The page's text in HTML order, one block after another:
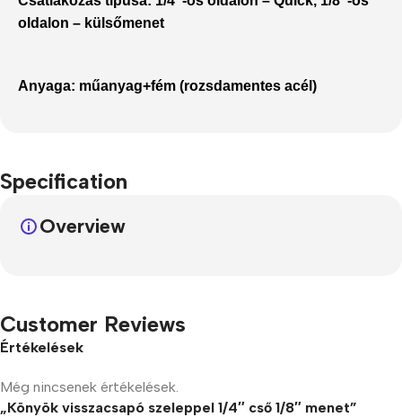
oldalon – külsőmenet
Anyaga: műanyag+fém (rozsdamentes acél)
Specification
Overview
Customer Reviews
Értékelések
Még nincsenek értékelések.
„Könyök visszacsapó szeleppel 1/4″ cső 1/8″ menet”